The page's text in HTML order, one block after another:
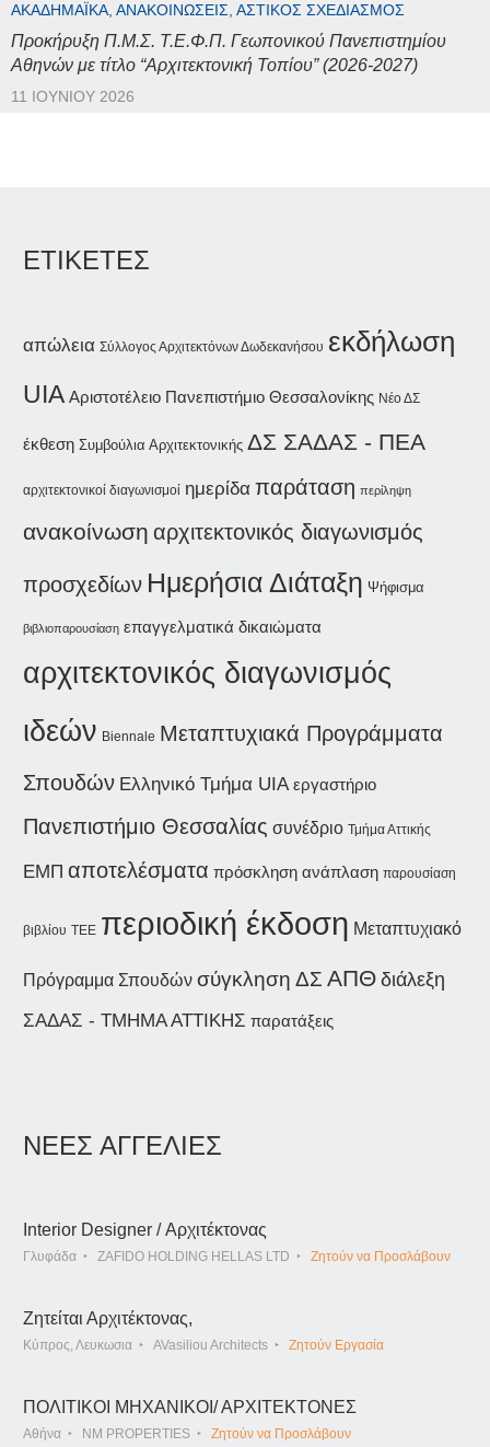
ΑΚΑΔΗΜΑΪΚΆ, ΑΝΑΚΟΙΝΏΣΕΙΣ, ΑΣΤΙΚΌΣ ΣΧΕΔΙΑΣΜΌΣ
Προκήρυξη Π.Μ.Σ. Τ.Ε.Φ.Π. Γεωπονικού Πανεπιστημίου
Αθηνών με τίτλο “Αρχιτεκτονική Τοπίου” (2026-2027)
11 ΙΟΥΝΊΟΥ 2026
ΕΤΙΚΕΤΕΣ
απώλεια Σύλλογος Αρχιτεκτόνων Δωδεκανήσου εκδήλωση
UIA Αριστοτέλειο Πανεπιστήμιο Θεσσαλονίκης Νέο ΔΣ
έκθεση Συμβούλια Αρχιτεκτονικής ΔΣ ΣΑΔΑΣ - ΠΕΑ
αρχιτεκτονικοί διαγωνισμοί ημερίδα παράταση περίληψη
ανακοίνωση αρχιτεκτονικός διαγωνισμός
προσχεδίων Ημερήσια Διάταξη Ψήφισμα
βιβλιοπαρουσίαση επαγγελματικά δικαιώματα
αρχιτεκτονικός διαγωνισμός
ιδεών Biennale Μεταπτυχιακά Προγράμματα
Σπουδών Ελληνικό Τμήμα UIA εργαστήριο
Πανεπιστήμιο Θεσσαλίας συνέδριο Τμήμα Αττικής
ΕΜΠ αποτελέσματα πρόσκληση ανάπλαση παρουσίαση
βιβλίου ΤΕΕ περιοδική έκδοση Μεταπτυχιακό
Πρόγραμμα Σπουδών σύγκληση ΔΣ ΑΠΘ διάλεξη
ΣΑΔΑΣ - ΤΜΗΜΑ ΑΤΤΙΚΗΣ παρατάξεις
ΝΕΕΣ ΑΓΓΕΛΙΕΣ
Interior Designer / Αρχιτέκτονας
Γλυφάδα ZAFIDO HOLDING HELLAS LTD Ζητούν να Προσλάβουν
Ζητείται Αρχιτέκτονας,
Κύπρος, Λευκωσια AVasiliou Architects Ζητούν Εργασία
ΠΟΛΙΤΙΚΟΙ ΜΗΧΑΝΙΚΟΙ/ ΑΡΧΙΤΕΚΤΟΝΕΣ
Αθήνα NM PROPERTIES Ζητούν να Προσλάβουν